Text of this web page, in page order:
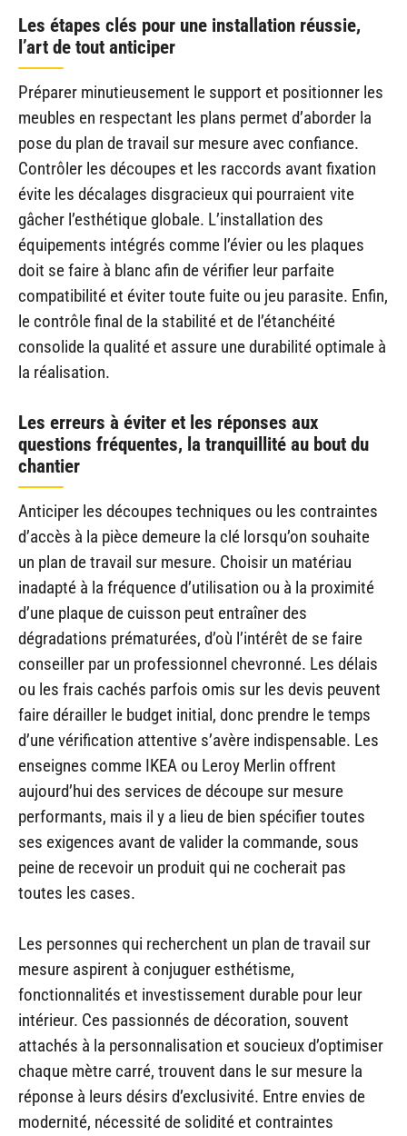
Les étapes clés pour une installation réussie,
l’art de tout anticiper
Préparer minutieusement le support et positionner les
meubles en respectant les plans permet d’aborder la
pose du plan de travail sur mesure avec confiance.
Contrôler les découpes et les raccords avant fixation
évite les décalages disgracieux qui pourraient vite
gâcher l’esthétique globale. L’installation des
équipements intégrés comme l’évier ou les plaques
doit se faire à blanc afin de vérifier leur parfaite
compatibilité et éviter toute fuite ou jeu parasite. Enfin,
le contrôle final de la stabilité et de l’étanchéité
consolide la qualité et assure une durabilité optimale à
la réalisation.
Les erreurs à éviter et les réponses aux
questions fréquentes, la tranquillité au bout du
chantier
Anticiper les découpes techniques ou les contraintes
d’accès à la pièce demeure la clé lorsqu’on souhaite
un plan de travail sur mesure. Choisir un matériau
inadapté à la fréquence d’utilisation ou à la proximité
d’une plaque de cuisson peut entraîner des
dégradations prématurées, d’où l’intérêt de se faire
conseiller par un professionnel chevronné. Les délais
ou les frais cachés parfois omis sur les devis peuvent
faire dérailler le budget initial, donc prendre le temps
d’une vérification attentive s’avère indispensable. Les
enseignes comme IKEA ou Leroy Merlin offrent
aujourd’hui des services de découpe sur mesure
performants, mais il y a lieu de bien spécifier toutes
ses exigences avant de valider la commande, sous
peine de recevoir un produit qui ne cocherait pas
toutes les cases.
Les personnes qui recherchent un plan de travail sur
mesure aspirent à conjuguer esthétisme,
fonctionnalités et investissement durable pour leur
intérieur. Ces passionnés de décoration, souvent
attachés à la personnalisation et soucieux d’optimiser
chaque mètre carré, trouvent dans le sur mesure la
réponse à leurs désirs d’exclusivité. Entre envies de
modernité, nécessité de solidité et contraintes